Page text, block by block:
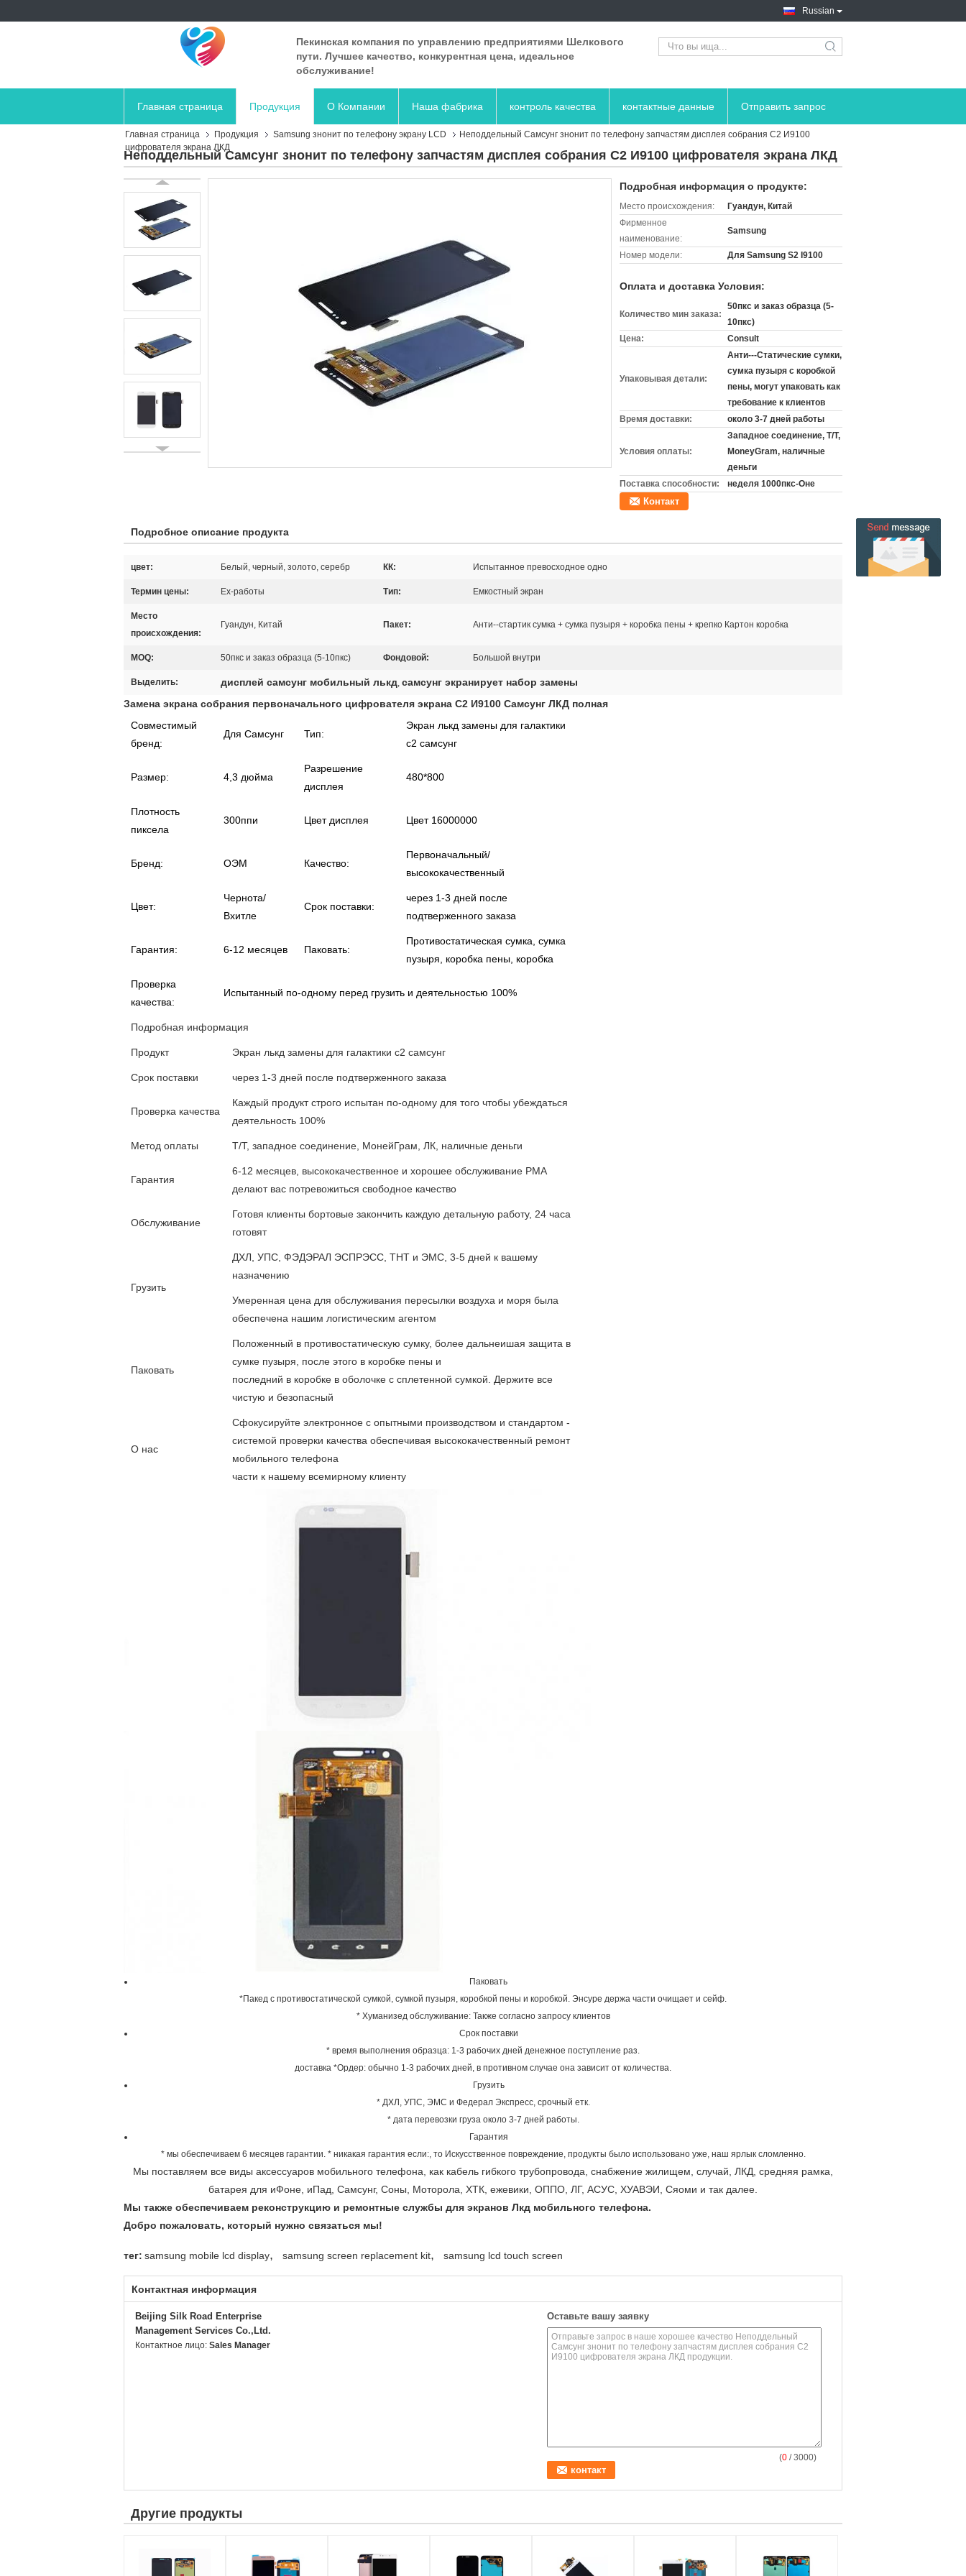
Russian
Пекинская компания по управлению предприятиями Шелкового
пути. Лучшее качество, конкурентная цена, идеальное
обслуживание!
search
Главная страница Продукция О Компании Наша фабрика контроль качества контактные данные Отправить запрос
Главная страница Продукция Samsung знонит по телефону экрану LCD
Неподдельный Самсунг знонит по телефону запчастям дисплея собрания С2 И9100
цифрователя экрана ЛКД
Неподдельный Самсунг знонит по телефону запчастям дисплея собрания С2 И9100 цифрователя экрана ЛКД
Подробная информация о продукте:
Место происхождения:
Гуандун, Китай
Фирменное
наименование:
Samsung
Номер модели: Для Samsung S2 I9100
Оплата и доставка Условия:
Количество мин заказа:
50пкс и заказ образца (5-
10пкс)
Цена:
Consult
Упаковывая детали:
Анти---Статические сумки,
сумка пузыря с коробкой
пены, могут упаковать как
требование к клиентов
Время доставки:
около 3-7 дней работы
Условия оплаты:
Западное соединение, T/T,
MoneyGram, наличные
деньги
Поставка способности:
неделя 1000пкс-Оне
Контакт
Подробное описание продукта
цвет: Белый, черный, золото, серебр КК: Испытанное превосходное одно
Термин цены: Ex-работы Тип: Емкостный экран
Место
происхождения:
Гуандун, Китай Пакет: Анти--стартик сумка + сумка пузыря + коробка пены + крепко Картон коробка
MOQ: 50пкс и заказ образца (5-10пкс) Фондовой: Большой внутри
Выделить: дисплей самсунг мобильный лькд, самсунг экранирует набор замены
Замена экрана собрания первоначального цифрователя экрана С2 И9100 Самсунг ЛКД полная
Совместимый
бренд:
Для Самсунг Тип:
Экран лькд замены для галактики
с2 самсунг
Размер: 4,3 дюйма
Разрешение
дисплея
480*800
Плотность
пиксела
300ппи Цвет дисплея Цвет 16000000
Бренд: ОЭМ Качество:
Первоначальный/
высококачественный
Цвет:
Чернота/
Вхитле
Срок поставки:
через 1-3 дней после
подтверженного заказа
Гарантия: 6-12 месяцев Паковать:
Противостатическая сумка, сумка
пузыря, коробка пены, коробка
Проверка
качества:
Испытанный по-одному перед грузить и деятельностью 100%
Подробная информация
Продукт Экран лькд замены для галактики с2 самсунг
Срок поставки через 1-3 дней после подтверженного заказа
Проверка качества
Каждый продукт строго испытан по-одному для того чтобы убеждаться
деятельность 100%
Метод оплаты Т/Т, западное соединение, МонейГрам, ЛК, наличные деньги
Гарантия
6-12 месяцев, высококачественное и хорошее обслуживание РМА
делают вас потревожиться свободное качество
Обслуживание
Готовя клиенты бортовые закончить каждую детальную работу, 24 часа
готовят
Грузить
ДХЛ, УПС, ФЭДЭРАЛ ЭСПРЭСС, ТНТ и ЭМС, 3-5 дней к вашему
назначению
Умеренная цена для обслуживания пересылки воздуха и моря была
обеспечена нашим логистическим агентом
Паковать
Положенный в противостатическую сумку, более дальнеишая защита в
сумке пузыря, после этого в коробке пены и
последний в коробке в оболочке с сплетенной сумкой. Держите все
чистую и безопасный
О нас
Сфокусируйте электронное с опытными производством и стандартом -
системой проверки качества обеспечивая высококачественный ремонт
мобильного телефона
части к нашему всемирному клиенту
Паковать
*Пакед с противостатической сумкой, сумкой пузыря, коробкой пены и коробкой. Энсуре держа части очищает и сейф.
* Хуманизед обслуживание: Также согласно запросу клиентов
Срок поставки
* время выполнения образца: 1-3 рабочих дней денежное поступление раз.
доставка *Ордер: обычно 1-3 рабочих дней, в противном случае она зависит от количества.
Грузить
* ДХЛ, УПС, ЭМС и Федерал Экспресс, срочный етк.
* дата перевозки груза около 3-7 дней работы.
Гарантия
* мы обеспечиваем 6 месяцев гарантии. * никакая гарантия если:, то Искусственное повреждение, продукты было использовано уже, наш ярлык сломленно.
Мы поставляем все виды аксессуаров мобильного телефона, как кабель гибкого трубопровода, снабжение жилищем, случай, ЛКД, средняя рамка,
батарея для иФоне, иПад, Самсунг, Соны, Моторола, ХТК, ежевики, ОППО, ЛГ, АСУС, ХУАВЭИ, Сяоми и так далее.
Мы также обеспечиваем реконструкцию и ремонтные службы для экранов Лкд мобильного телефона.
Добро пожаловать, который нужно связаться мы!
тег: samsung mobile lcd display, samsung screen replacement kit, samsung lcd touch screen
Контактная информация
Beijing Silk Road Enterprise
Management Services Co.,Ltd.
Контактное лицо: Sales Manager
Оставьте вашу заявку
(0 / 3000)
Другие продукты